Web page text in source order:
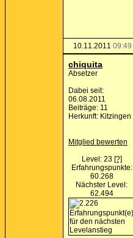
10.11.2011 09:49
chiquita
Absetzer
Dabei seit:
06.08.2011
Beiträge: 11
Herkunft: Kitzingen
Mitglied bewerten
Level: 23 [?]
Erfahrungspunkte:
60.268
Nächster Level:
62.494